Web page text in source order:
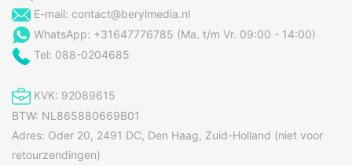
Type geheugenkaart
Processor
Frequentie (GHz)
NPU (AI-acceleratie)
Processor betekenis
Qualcomm Snapdragon 7s Gen
E-mail: contact@berylmedia.nl
WhatsApp: +31647776785 (Ma. t/m Vr. 09:00 - 14:00)
Tel: 088-0204685
KVK: 92089615
BTW: NL865880669B01
Adres: Oder 20, 2491 DC, Den Haag, Zuid-Holland (niet voor
retourzendingen)